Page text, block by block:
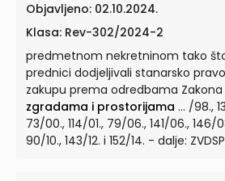
Objavljeno: 02.10.2024.
Klasa: Rev-302/2024-2
predmetnom nekretninom tako
prednici dodjeljivali stanarsko
zakupu prema odredbama Zakona
zgradama i prostorijama ... /98., 137/99., 22/00.,
73/00., 114/01., 79/06., 141/06., 146/
90/10., 143/12. i 152/14. - dalje: